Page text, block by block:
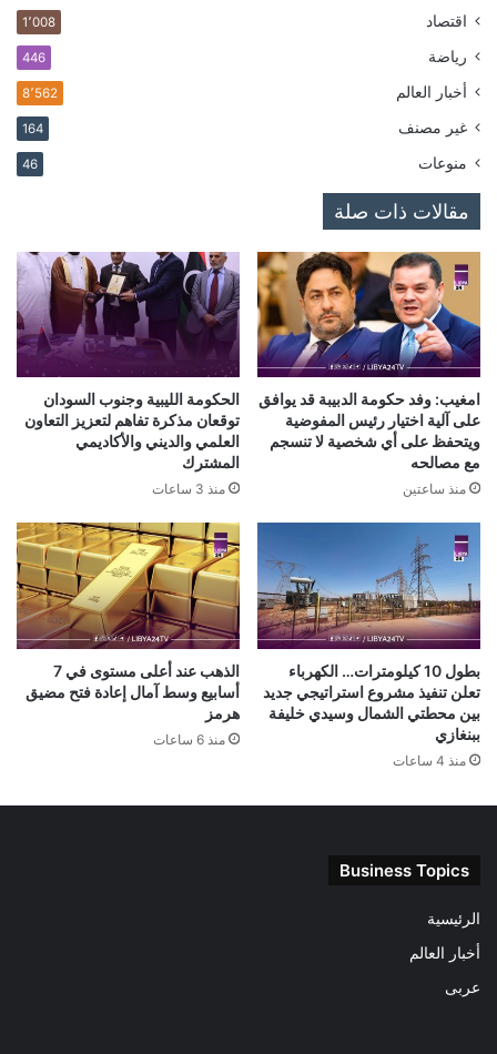
اقتصاد 1٬008
رياضة 446
أخبار العالم 8٬562
غير مصنف 164
منوعات 46
مقالات ذات صلة
امغيب: وفد حكومة الدبيبة قد يوافق
على آلية اختيار رئيس المفوضية
ويتحفظ على أي شخصية لا تنسجم
مع مصالحه
منذ ساعتين
الحكومة الليبية وجنوب السودان
توقعان مذكرة تفاهم لتعزيز التعاون
العلمي والديني والأكاديمي
المشترك
منذ 3 ساعات
بطول 10 كيلومترات… الكهرباء
تعلن تنفيذ مشروع استراتيجي جديد
بين محطتي الشمال وسيدي خليفة
ببنغازي
منذ 4 ساعات
الذهب عند أعلى مستوى في 7
أسابيع وسط آمال إعادة فتح مضيق
هرمز
منذ 6 ساعات
Business Topics
الرئيسية
أخبار العالم
عربى